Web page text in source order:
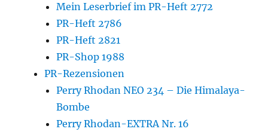
Mein Leserbrief im PR-Heft 2772
PR-Heft 2786
PR-Heft 2821
PR-Shop 1988
PR-Rezensionen
Perry Rhodan NEO 234 – Die Himalaya-
Bombe
Perry Rhodan-EXTRA Nr. 16